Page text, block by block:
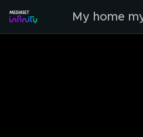
My home